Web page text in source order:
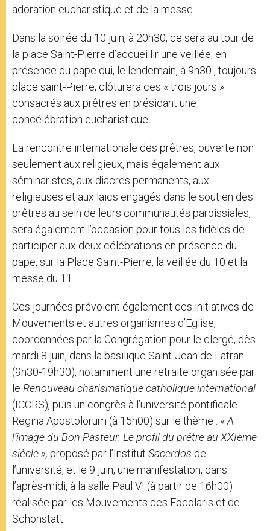
adoration eucharistique et de la messe.
Dans la soirée du 10 juin, à 20h30, ce sera au tour de
la place Saint-Pierre d’accueillir une veillée, en
présence du pape qui, le lendemain, à 9h30 , toujours
place saint-Pierre, clôturera ces « trois jours »
consacrés aux prêtres en présidant une
concélébration eucharistique.
La rencontre internationale des prêtres, ouverte non
seulement aux religieux, mais également aux
séminaristes, aux diacres permanents, aux
religieuses et aux laïcs engagés dans le soutien des
prêtres au sein de leurs communautés paroissiales,
sera également l’occasion pour tous les fidèles de
participer aux deux célébrations en présence du
pape, sur la Place Saint-Pierre, la veillée du 10 et la
messe du 11.
Ces journées prévoient également des initiatives de
Mouvements et autres organismes d’Eglise,
coordonnées par la Congrégation pour le clergé, dès
mardi 8 juin, dans la basilique Saint-Jean de Latran
(9h30-19h30), notamment une retraite organisée par
le Renouveau charismatique catholique international
(ICCRS), puis un congrès à l’université pontificale
Regina Apostolorum (à 15h00) sur le thème : « A
l’image du Bon Pasteur. Le profil du prêtre au XXIème
siècle », proposé par l’Institut Sacerdos de
l’université, et le 9 juin, une manifestation, dans
l’après-midi, à la salle Paul VI (à partir de 16h00)
réalisée par les Mouvements des Focolaris et de
Schonstatt.